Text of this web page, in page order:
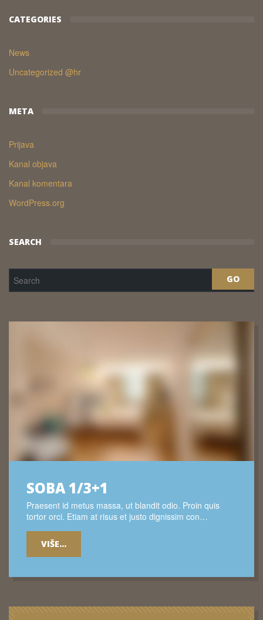
CATEGORIES
News
Uncategorized @hr
META
Prijava
Kanal objava
Kanal komentara
WordPress.org
SEARCH
SOBA 1/3+1
Praesent id metus massa, ut blandit odio. Proin quis
tortor orci. Etiam at risus et justo dignissim con…
VIŠE...